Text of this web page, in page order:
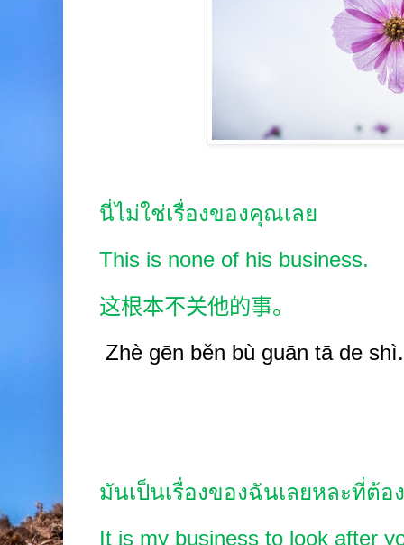
นี่ไม่ใช่เรื่องของคุณเลย
This is none of his business.
这根本不关他的事。
Zhè gēn běn bù guān tā de shì.
มันเป็นเรื่องของฉันเลยหละที่
It is my business to look after